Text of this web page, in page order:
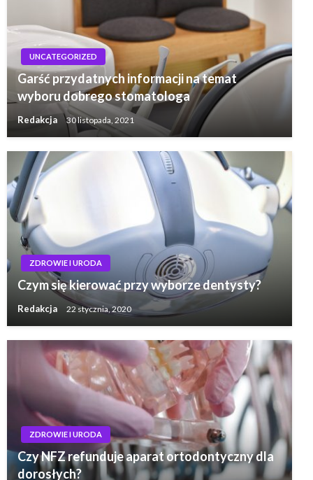
UNCATEGORIZED
Garść przydatnych informacji na temat
wyboru dobrego stomatologa
Redakcja 30 listopada, 2021
ZDROWIE I URODA
Czym się kierować przy wyborze dentysty?
Redakcja 22 stycznia, 2020
ZDROWIE I URODA
Czy NFZ refunduje aparat ortodontyczny dla
dorosłych?